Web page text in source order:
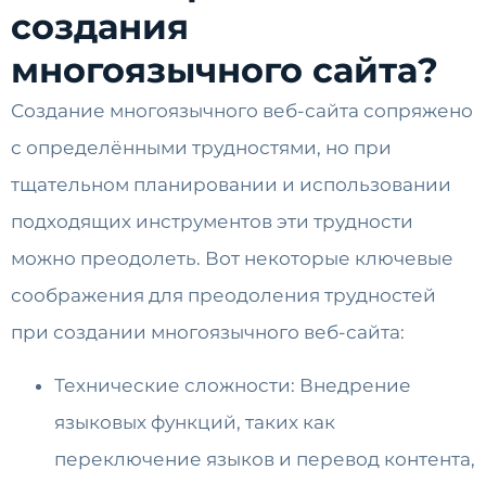
создания
многоязычного сайта?
Создание многоязычного веб-сайта сопряжено
с определёнными трудностями, но при
тщательном планировании и использовании
подходящих инструментов эти трудности
можно преодолеть. Вот некоторые ключевые
соображения для преодоления трудностей
при создании многоязычного веб-сайта:
Технические сложности: Внедрение
языковых функций, таких как
переключение языков и перевод контента,